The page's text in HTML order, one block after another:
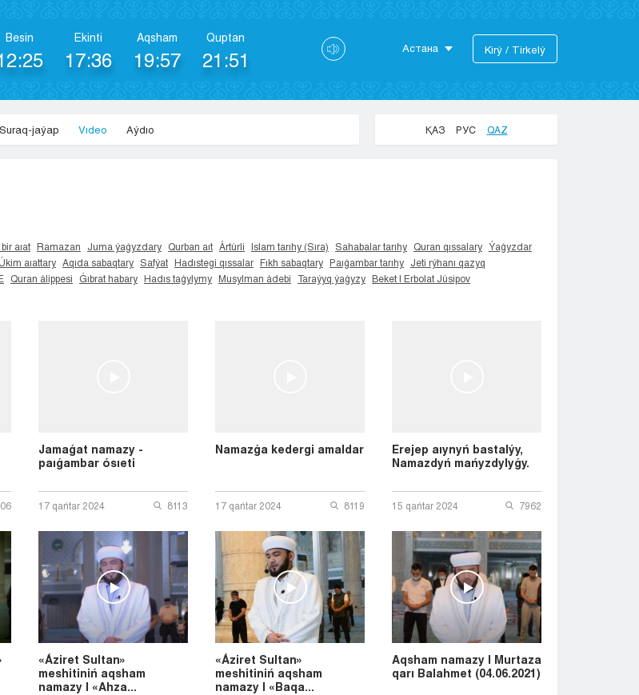
Besіn Ekіntі
17:36
Aqsham
19:57
Quptan
21:51 Астана
Aktobe
Kostanaı
Kyzylorda
Pavlodar
Kіrý / Tіrkelý
Suraq-jaýap Vıdeo Aýdıo ҚАЗ РУС QAZ
aıat Ramazan Juma ýaǵyzdary Qurban aıt Ártúrli Islam tarıhy (Sıra) Sahabalar tarıhy Quran qıssalary
Ýaǵyzdar
aıattary Aqıda sabaqtary Safýat Hadıstegi qıssalar Fıkh sabaqtary Paıǵambar tarıhy
Jeti rýhanı qazyq
Quran álippesi Ǵıbrat habary Hadıs taǵylymy Musylman ádebi Taraýyq ýaǵyzy Beket | Erbolat Júsipov
Jamaǵat namazy -
paıǵambar ósıeti
17 qańtar 2024 8113
Namazǵa kedergi amaldar
17 qańtar 2024 8119
Erejep aıynyń bastalýy,
Namazdyń mańyzdylyǵy.
15 qańtar 2024 7962
«Áziret Sultan»
meshitiniń aqsham
namazy | «Ahza...
«Áziret Sultan»
meshitiniń aqsham
namazy | «Baqa...
Aqsham namazy | Murtaza
qarı Balahmet (04.06.2021)